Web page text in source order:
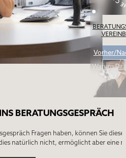
Vorher/
Warum Dr.
BERATUNGSGESPRÄCH
Fragen haben, können Sie
natürlich nicht, ermöglicht aber eine